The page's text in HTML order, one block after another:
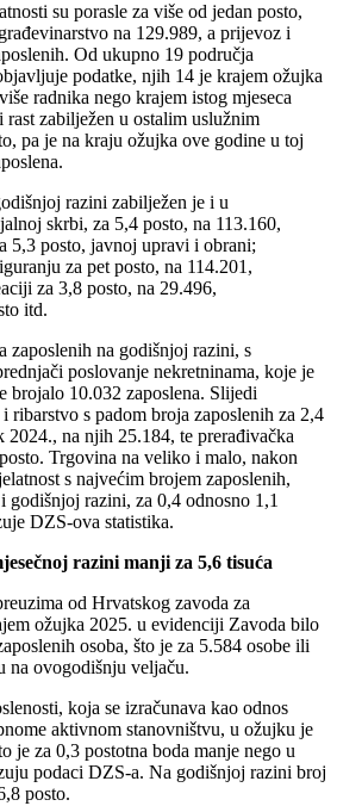
su porasle za više od jedan posto,
na 129.989, a prijevoz i
Od ukupno 19 područja
podatke, njih 14 je krajem ožujka
radnika nego krajem istog mjeseca
zabilježen u ostalim uslužnim
pa je na kraju ožujka ove godine u toj
razini zabilježen je i u
skrbi, za 5,4 posto, na 113.160,
5,3 posto, javnoj upravi i obrani;
za pet posto, na 114.201,
za 3,8 posto, na 29.496,
itd.
zaposlenih na godišnjoj razini, s
poslovanje nekretninama, koje je
brojalo 10.032 zaposlena. Slijedi
ribarstvo s padom broja zaposlenih za 2,4
2024., na njih 25.184, te prerađivačka
Trgovina na veliko i malo, nakon
s najvećim brojem zaposlenih,
godišnjoj razini, za 0,4 odnosno 1,1
DZS-ova statistika.
razini manji za 5,6 tisuća
od Hrvatskog zavoda za
ožujka 2025. u evidenciji Zavoda bilo
osoba, što je za 5.584 osobe ili
na ovogodišnju veljaču.
koja se izračunava kao odnos
aktivnom stanovništvu, u ožujku je
je za 0,3 postotna boda manje nego u
podaci DZS-a. Na godišnjoj razini broj
posto.